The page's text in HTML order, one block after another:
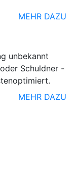
MEHR DAZU
unbekannt
Schuldner -
MEHR DAZU